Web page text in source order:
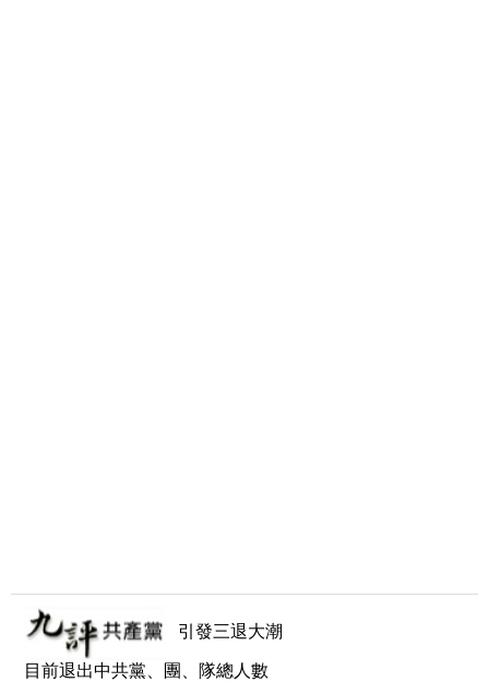
引發三退大潮
目前退出中共黨、團、隊總人數